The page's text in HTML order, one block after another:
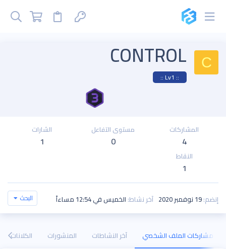
C
CONTROL
:: Lv1 ::
المشاركات
4
مستوى التفاعل
0
الشارات
1
النقاط
1
إنضم 19 نوفمبر 2020 آخر نشاط الخميس في 12:54 مساءاً البحث
مشاركات الملف الشخصي آخر النشاطات المنشورات الكلانات